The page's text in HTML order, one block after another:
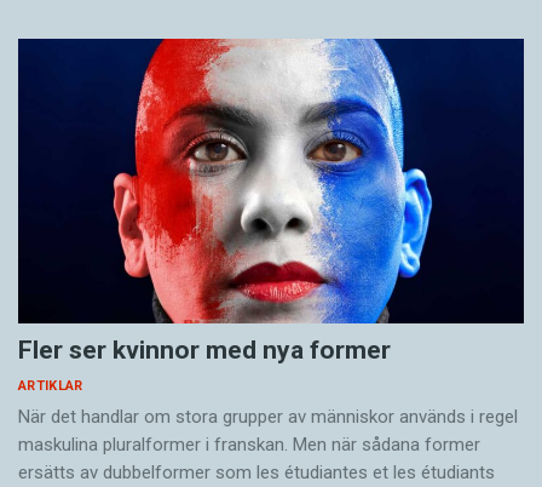
Fler ser kvinnor med nya former
ARTIKLAR
När det handlar om stora grupper av människor används i regel
maskulina pluralformer i franskan. Men när sådana ­former
ersätts av dubbel­former som les étudiantes et les étudiants